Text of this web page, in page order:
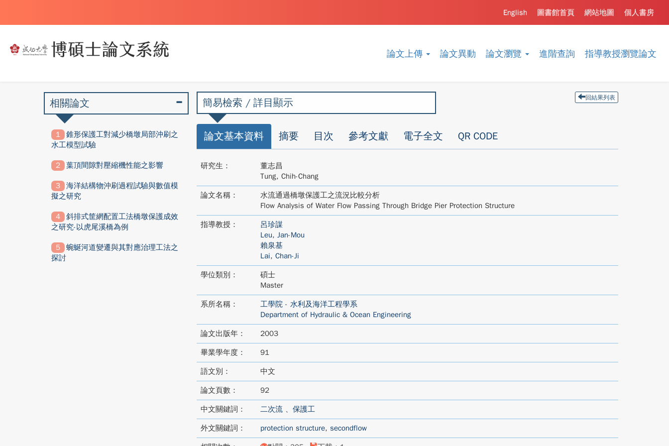
論文上傳 論文異動 論文瀏覽 進階查詢 指導教授瀏覽論文
個人書房
網站地圖
圖書館首頁
English
簡易檢索 / 詳目顯示 回結果列表
論文基本資料 摘要 目次 參考文獻 電子全文 QR CODE
研究生：
董志昌
Tung, Chih-Chang
論文名稱：
水流通過橋墩保護工之流況比較分析
Flow Analysis of Water Flow Passing Through Bridge Pier Protection Structure
指導教授：
呂珍謀
Leu, Jan-Mou
賴泉基
Lai, Chan-Ji
學位類別：
碩士
Master
系所名稱：
工學院 - 水利及海洋工程學系
Department of Hydraulic & Ocean Engineering
論文出版年： 2003
畢業學年度： 91
語文別： 中文
論文頁數： 92
中文關鍵詞： 二次流、 保護工
外文關鍵詞： protection structure, secondflow
相關論文
錐形保護工對減少橋墩局部沖刷之
水工模型試驗
葉頂間隙對壓縮機性能之影響
海洋結構物沖刷過程試驗與數值模
擬之研究
斜排式筐網配置工法橋墩保護成效
之研究-以虎尾溪橋為例
蜿蜒河道變遷與其對應治理工法之
探討